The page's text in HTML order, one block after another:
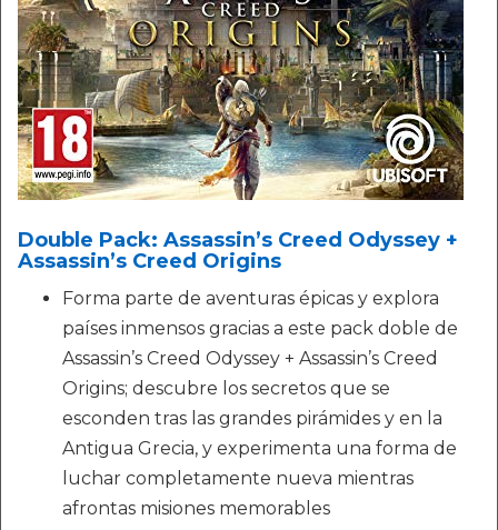
Double Pack: Assassin’s Creed Odyssey +
Assassin’s Creed Origins
Forma parte de aventuras épicas y explora
países inmensos gracias a este pack doble de
Assassin’s Creed Odyssey + Assassin’s Creed
Origins; descubre los secretos que se
esconden tras las grandes pirámides y en la
Antigua Grecia, y experimenta una forma de
luchar completamente nueva mientras
afrontas misiones memorables